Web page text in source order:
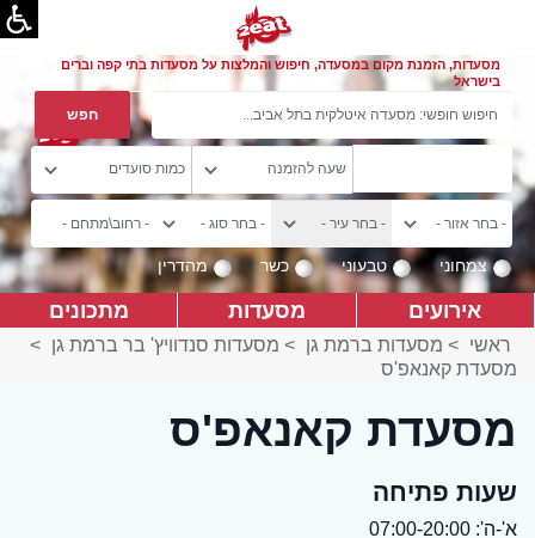
מסעדות, הזמנת מקום במסעדה, חיפוש והמלצות על מסעדות בתי קפה וברים
בישראל
צמחוני טבעוני כשר מהדרין
אירועים מסעדות מתכונים
ראשי > מסעדות ברמת גן > מסעדות סנדוויץ' בר ברמת גן >
מסעדת קאנאפ'ס
מסעדת קאנאפ'ס
שעות פתיחה
א'-ה': 07:00-20:00